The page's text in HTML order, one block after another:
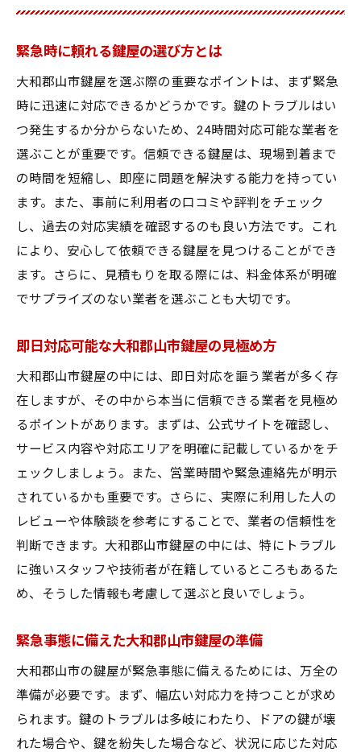
緊急時に頼れる鍵屋の選び方とは
大和郡山市鍵屋を選ぶ際の重要なポイントは、まず緊急
時に迅速に対応できるかどうかです。鍵のトラブルはい
つ発生するか分からないため、24時間対応可能な業者を
選ぶことが重要です。信頼できる鍵屋は、現場到着まで
の時間を短縮し、即座に問題を解決する能力を持ってい
ます。また、事前に利用者の口コミや評判をチェック
し、過去の対応実績を確認するのも良い方法です。これ
により、安心して依頼できる鍵屋を見つけることができ
ます。さらに、見積もりを取る際には、料金体系が明確
でサプライズのない業者を選ぶことも大切です。
即日対応可能な大和郡山市鍵屋の見極め方
大和郡山市鍵屋の中には、即日対応を謳う業者が多く存
在しますが、その中から本当に信頼できる業者を見極め
るポイントがあります。まずは、公式サイトを確認し、
サービス内容や対応エリアを明確に記載しているかをチ
ェックしましょう。また、営業時間や緊急連絡先が明示
されているかも重要です。さらに、実際に利用した人の
レビューや体験談を参考にすることで、業者の信頼性を
判断できます。大和郡山市鍵屋の中には、特にトラブル
に強いスタッフや技術者が在籍しているところもあるた
め、そうした情報も考慮して選ぶと良いでしょう。
緊急事態に備えた大和郡山市鍵屋の準備
大和郡山市の鍵屋が緊急事態に備えるためには、万全の
準備が必要です。まず、幅広い対応力を持つことが求め
られます。鍵のトラブルは多岐にわたり、ドアの鍵が壊
れた場合や、鍵を紛失した場合など、状況に応じた対応